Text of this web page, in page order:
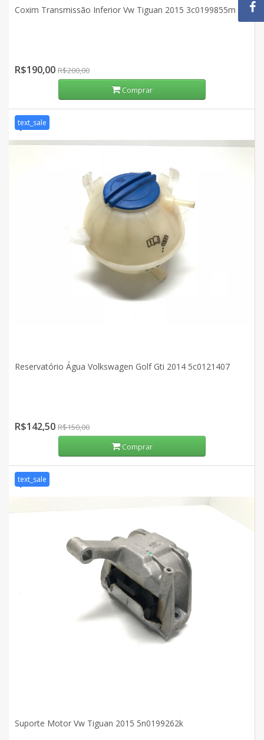
Coxim Transmissão Inferior Vw Tiguan 2015 3c0199855m
R$190,00 R$200,00
Comprar
text_sale
Reservatório Água Volkswagen Golf Gti 2014 5c0121407
R$142,50 R$150,00
Comprar
text_sale
Suporte Motor Vw Tiguan 2015 5n0199262k